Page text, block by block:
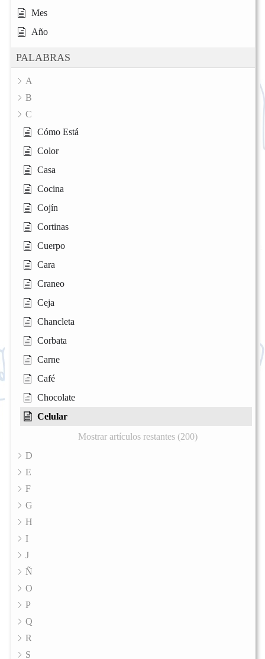
Mes
Año
PALABRAS
A
B
C
Cómo Está
Color
Casa
Cocina
Cojín
Cortinas
Cuerpo
Cara
Craneo
Ceja
Chancleta
Corbata
Carne
Café
Chocolate
Celular
Mostrar artículos restantes (200)
D
E
F
G
H
I
J
Ñ
O
P
Q
R
S